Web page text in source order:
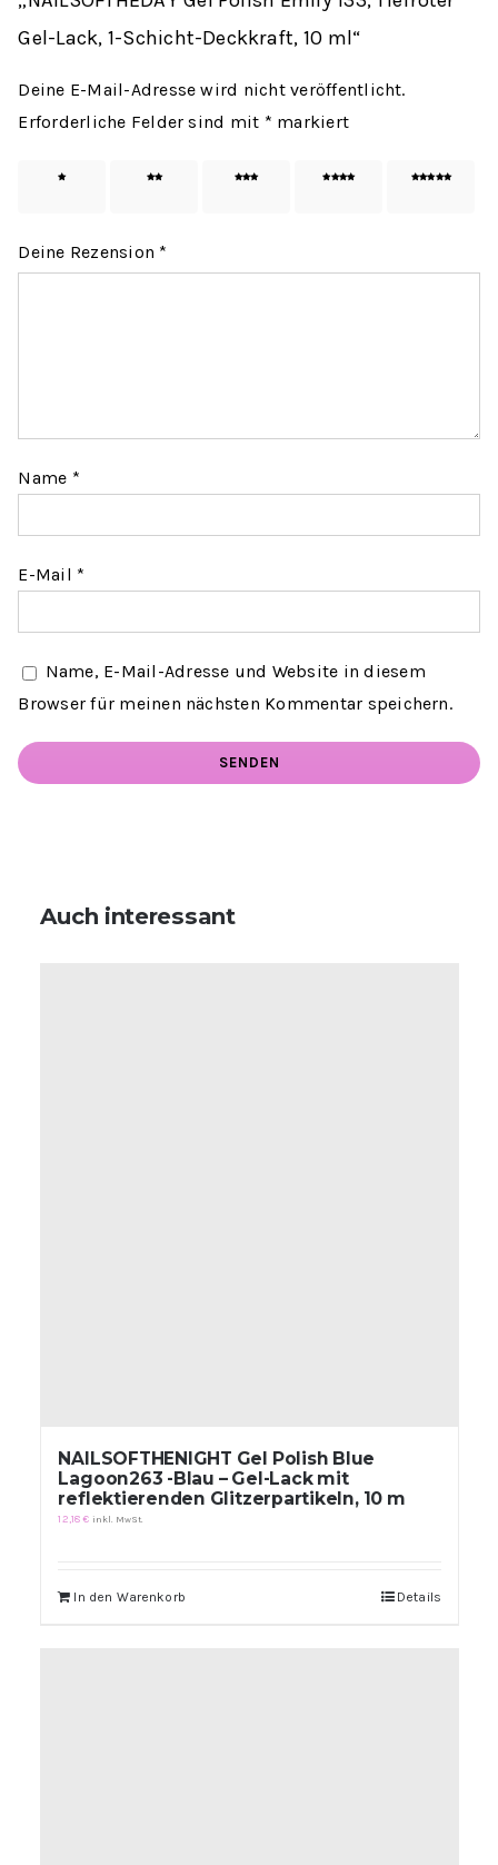
Gel-Lack, 1-Schicht-Deckkraft, 10 ml“
Deine E-Mail-Adresse wird nicht veröffentlicht.
Erforderliche Felder sind mit * markiert
1 von
2 von
3 von
4 von
5 von
Deine Rezension *
Name *
E-Mail *
Name, E-Mail-Adresse und Website in diesem
Browser für meinen nächsten Kommentar speichern.
Auch interessant
NAILSOFTHENIGHT Gel Polish Blue
Lagoon263 -Blau – Gel-Lack mit
reflektierenden Glitzerpartikeln, 10 m
12,18€ inkl. MwSt.
In den Warenkorb Details